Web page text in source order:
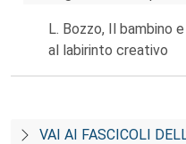
L. Bozzo, Il bambino
al labirinto creativo
VAI AI FASCICOLI